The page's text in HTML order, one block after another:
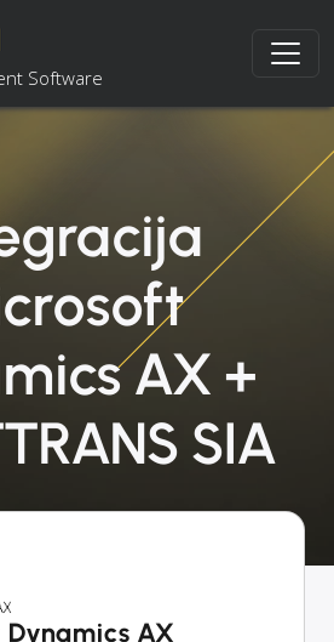
Software
AX +
SIA
AX